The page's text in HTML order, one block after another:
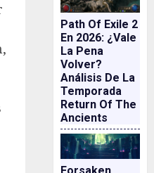
Path Of Exile 2
En 2026: ¿vale
La Pena
Volver?
Análisis De La
Temporada
Return Of The
Ancients